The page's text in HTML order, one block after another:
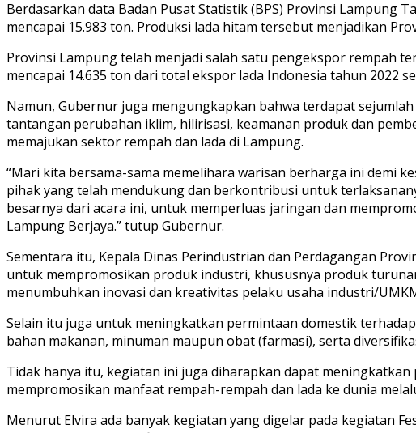
Berdasarkan data Badan Pusat Statistik (BPS) Provinsi Lampung
mencapai 15.983 ton. Produksi lada hitam tersebut menjadikan
Provinsi Lampung telah menjadi salah satu pengekspor rempah
mencapai 14.635 ton dari total ekspor lada Indonesia tahun 2022
Namun, Gubernur juga mengungkapkan bahwa terdapat
tantangan perubahan iklim, hilirisasi, keamanan produk dan
memajukan sektor rempah dan lada di Lampung.
“Mari kita bersama-sama memelihara warisan berharga ini demi
pihak yang telah mendukung dan berkontribusi untuk
besarnya dari acara ini, untuk memperluas jaringan dan
Lampung Berjaya.” tutup Gubernur.
Sementara itu, Kepala Dinas Perindustrian dan Perdagangan
untuk mempromosikan produk industri, khususnya produk
menumbuhkan inovasi dan kreativitas pelaku usaha industri/
Selain itu juga untuk meningkatkan permintaan domestik
bahan makanan, minuman maupun obat (farmasi), serta
Tidak hanya itu, kegiatan ini juga diharapkan dapat
mempromosikan manfaat rempah-rempah dan lada ke dunia
Menurut Elvira ada banyak kegiatan yang digelar pada kegiatan